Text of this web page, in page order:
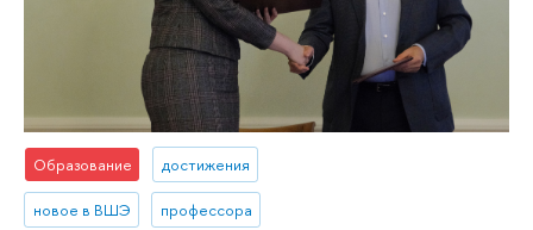
Образование достижения
новое в ВШЭ профессора